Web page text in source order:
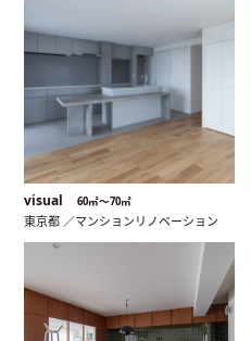
visual 60㎡〜70㎡
東京都 ／マンションリノベーション